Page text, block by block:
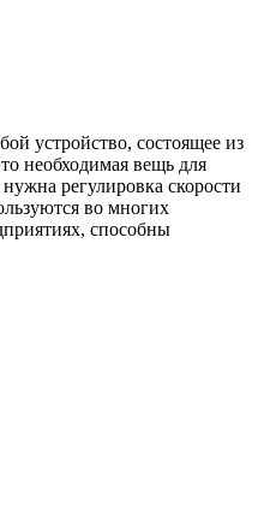
устройство, состоящее из
необходимая вещь для
регулировка скорости
во многих
способны